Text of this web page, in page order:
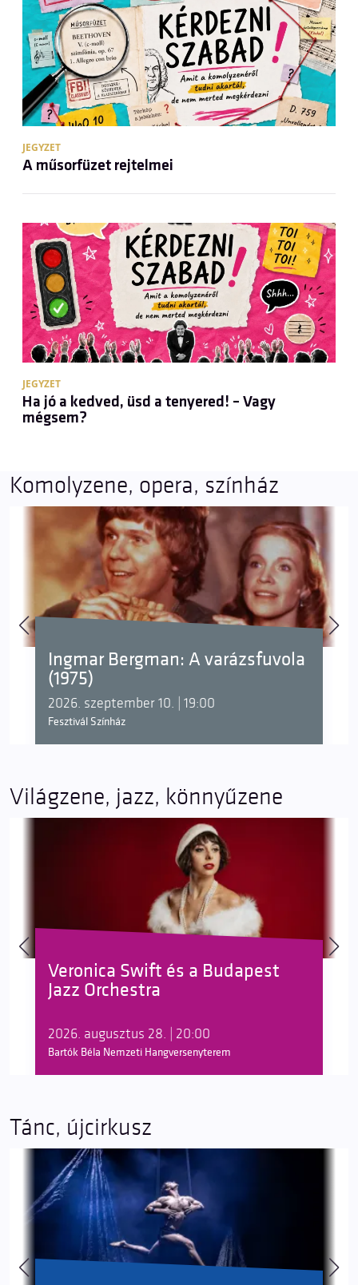
JEGYZET
A műsorfüzet rejtelmei
JEGYZET
Ha jó a kedved, üsd a tenyered! – Vagy
mégsem?
Komolyzene, opera, színház
Ingmar Bergman: A varázsfuvola
(1975)
2026. szeptember 10. | 19:00
Fesztivál Színház
Világzene, jazz, könnyűzene
Veronica Swift és a Budapest
Jazz Orchestra
2026. augusztus 28. | 20:00
Bartók Béla Nemzeti Hangversenyterem
Tánc, újcirkusz